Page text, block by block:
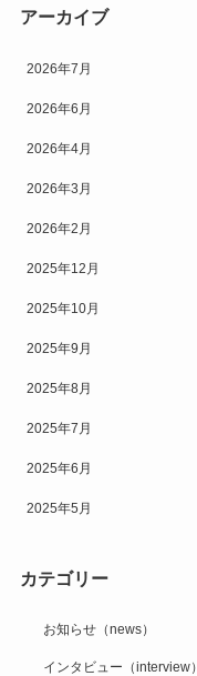
アーカイブ
2026年7月
2026年6月
2026年4月
2026年3月
2026年2月
2025年12月
2025年10月
2025年9月
2025年8月
2025年7月
2025年6月
2025年5月
カテゴリー
お知らせ（news）
インタビュー（interview）